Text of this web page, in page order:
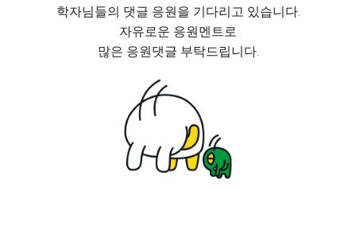
학자님들의 댓글 응원을 기다리고 있습니다.
자유로운 응원멘트로
많은 응원댓글 부탁드립니다.